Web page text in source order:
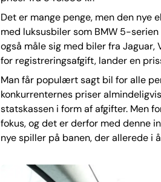
Det er mange penge, men den nye
med luksusbiler som BMW 5-
også måle sig med biler fra Jaguar,
for registreringsafgift, lander en
Man får populært sagt bil for alle
konkurrenternes priser
statskassen i form af afgifter. Men
fokus, og det er derfor med denne
nye spiller på banen, der allerede